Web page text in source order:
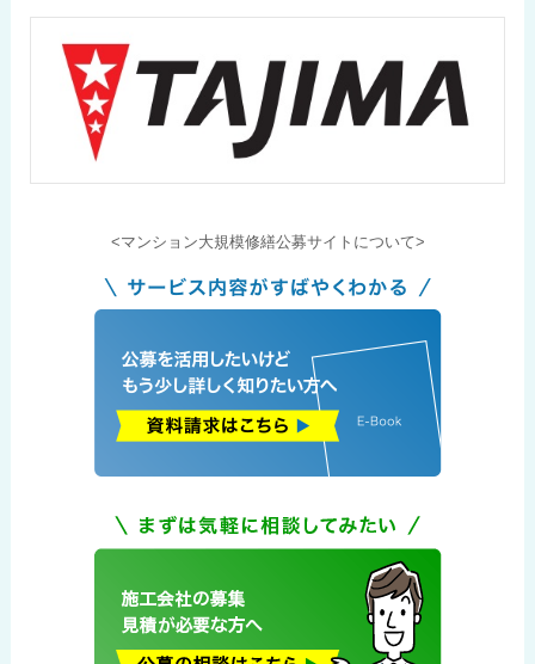
<マンション大規模修繕公募サイトについて>